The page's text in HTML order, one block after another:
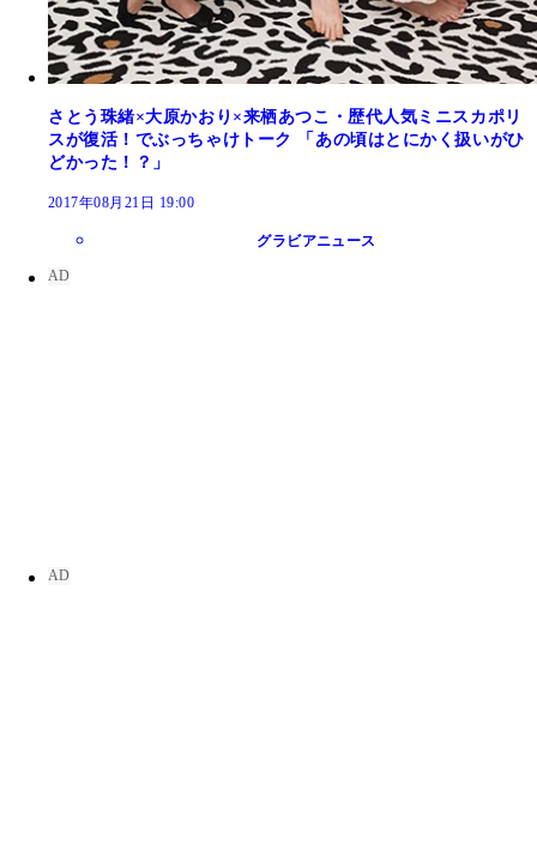
さとう珠緒×大原かおり×来栖あつこ・歴代人気ミニスカポリ
スが復活！でぶっちゃけトーク 「あの頃はとにかく扱いがひ
どかった！？」
2017年08月21日 19:00
グラビアニュース